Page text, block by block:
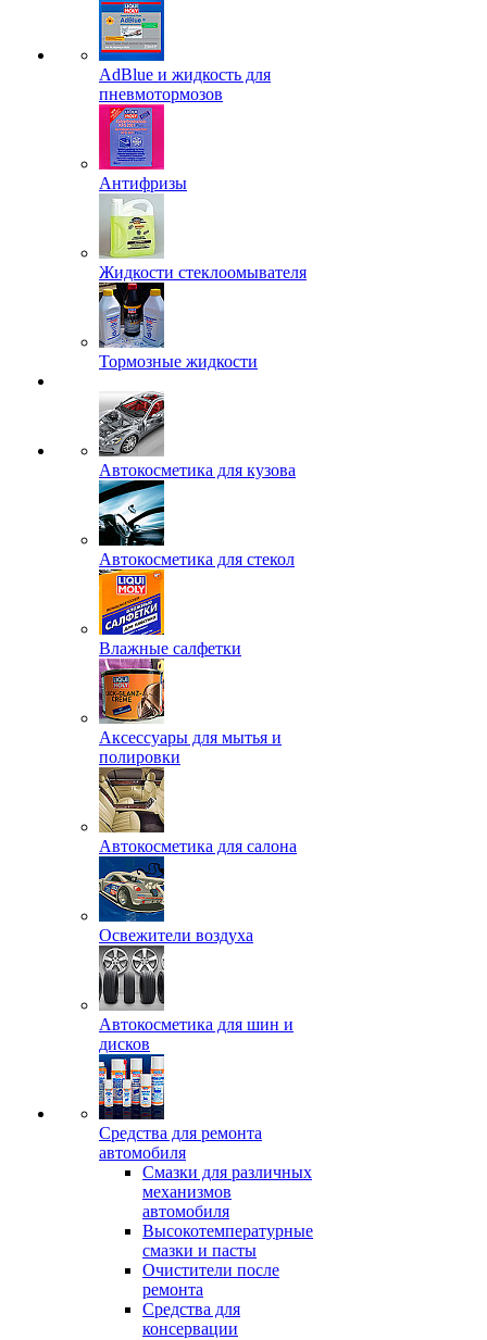
AdBlue и жидкость для
пневмотормозов
Антифризы
Жидкости стеклоомывателя
Тормозные жидкости
Автокосметика для кузова
Автокосметика для стекол
Влажные салфетки
Аксессуары для мытья и
полировки
Автокосметика для салона
Освежители воздуха
Автокосметика для шин и
дисков
Средства для ремонта
автомобиля
Смазки для различных
механизмов
автомобиля
Высокотемпературные
смазки и пасты
Очистители после
ремонта
Средства для
консервации